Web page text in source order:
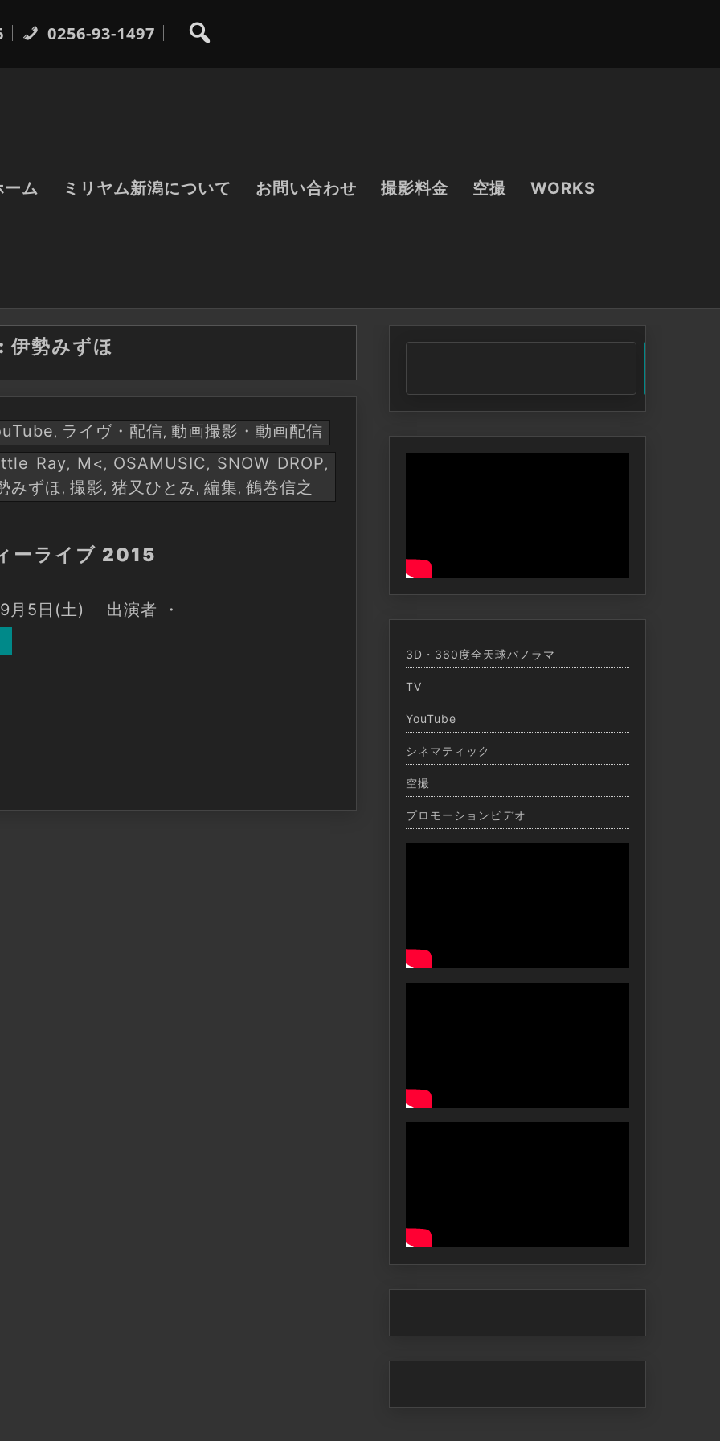
0256-93-1497
ーム ミリヤム新潟について お問い合わせ 撮影料金 空撮 WORKS
伊勢みずほ
, ライヴ・配信, 動画撮影・動画配信
Ray, M< , OSAMUSIC, SNOW DROP,
みずほ , 撮影, 猪又ひとみ, 編集, 鶴巻信之
ーライブ 2015
月5日(土) 出演者 ・
3D・360度全天球パノラマ
TV
YouTube
シネマティック
空撮
プロモーションビデオ